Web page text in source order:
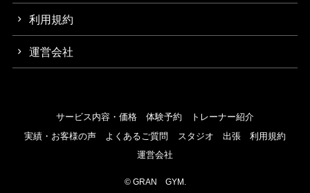
利用規約
運営会社
サービス内容・価格 体験予約
トレーナー紹介
実績・お客様の声
よくあるご質問 スタジオ 出張
利用規約
運営会社
©GRAN GYM.